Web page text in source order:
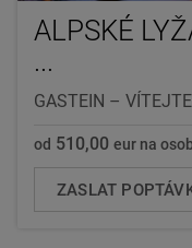
ALPSKÉ
...
GASTEIN – VÍTEJTE
od 510,00 eur na
ZASLAT